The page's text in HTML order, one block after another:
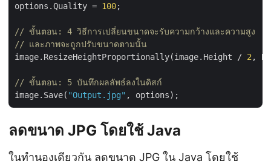
options.Quality = 100;
// ขั้นตอน: 4 วิธีการเปลี่ยนขนาดจะรับความกว้างและความสูง
// และภาพจะถูกปรับขนาดตามนั้น
image.ResizeHeightProportionally(image.Height / 2 ,
// ขั้นตอน: 5 บันทึกผลลัพธ์ลงในดิสก์
image.Save( "Output.jpg"
ลดขนาด JPG โดยใช้ Java
ในทำนองเดียวกัน ลดขนาด JPG ใน Java โดยใช้